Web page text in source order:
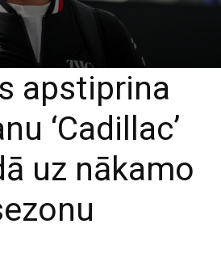
apstiprina
‘Cadillac’
uz nākamo